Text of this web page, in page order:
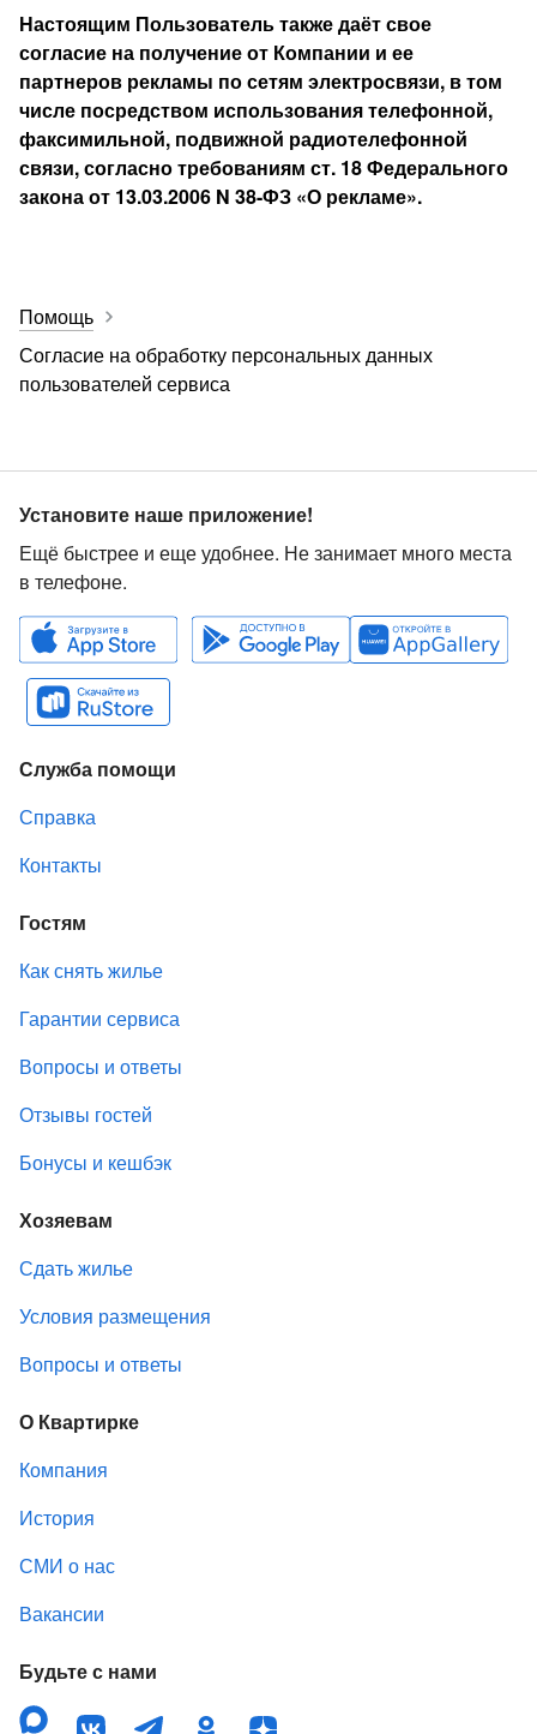
Настоящим Пользователь также даёт свое
согласие на получение от Компании и ее
партнеров рекламы по сетям электросвязи, в том
числе посредством использования телефонной,
факсимильной, подвижной радиотелефонной
связи, согласно требованиям ст. 18 Федерального
закона от 13.03.2006 N 38-ФЗ «О рекламе».
Помощь
Согласие на обработку персональных данных
пользователей сервиса
Установите наше приложение!
Ещё быстрее и еще удобнее. Не занимает много места
в телефоне.
Служба помощи
Справка
Контакты
Гостям
Как снять жилье
Гарантии сервиса
Вопросы и ответы
Отзывы гостей
Бонусы и кешбэк
Хозяевам
Сдать жилье
Условия размещения
Вопросы и ответы
О Квартирке
Компания
История
СМИ о нас
Вакансии
Будьте с нами